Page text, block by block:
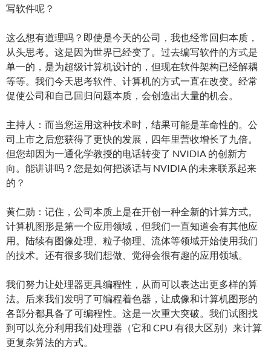
写软件呢？
这么想有道理吗？即使是今天的公司，我也经常回归本质，
从头思考。这是因为世界已经变了。过去编写软件的方式是
单一的，是为超级计算机设计的，但现在软件架构已经解耦
等等。我们今天思考软件、计算机的方式一直在改变。经常
促使公司和自己回归问题本质，会创造出大量的机会。
主持人：而当您运用这种技术时，结果可能是革命性的。公
司上市之后您获得了更快的发展，四年里营收增长了九倍。
但您却因为一通化学教授的电话转变了 NVIDIA 的创新方
向。能讲讲吗？您是如何把谈话与 NVIDIA 的未来联系起来
的？
黄仁勋：记住，公司本质上是在开创一种全新的计算方式。
计算机图形是第一个应用领域，但我们一直知道会有其他应
用。陆续有图像处理、粒子物理、流体等领域开始使用我们
的技术。还有很多我们想做、觉得会很有趣的应用领域。
我们努力让处理器更具编程性，从而可以表达出更多样的算
法。后来我们发明了可编程着色器，让成像和计算机图形的
各部分都具备了可编程性。这是一次重大突破。我们试图找
到可以充分利用我们处理器（它和 CPU 有很大区别）来计算
更复杂算法的方式。